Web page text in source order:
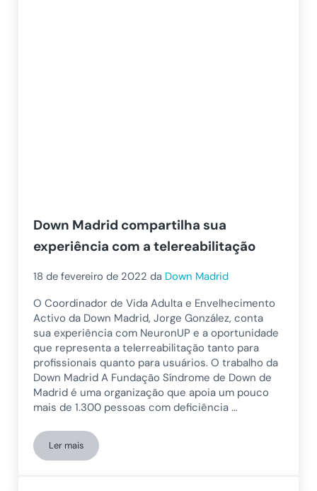
Down Madrid compartilha sua
experiência com a telereabilitação
18 de fevereiro de 2022 da Down Madrid
O Coordinador de Vida Adulta e Envelhecimento
Activo da Down Madrid, Jorge González, conta
sua experiência com NeuronUP e a oportunidade
que representa a telerreabilitação tanto para
profissionais quanto para usuários. O trabalho da
Down Madrid A Fundação Síndrome de Down de
Madrid é uma organização que apoia um pouco
mais de 1.300 pessoas com deficiência …
Ler maisDown Madrid compartilha sua experiência com a